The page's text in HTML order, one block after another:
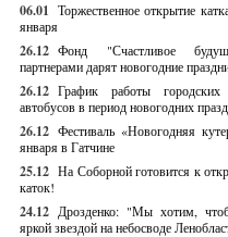
06.01 Торжественное открытие
января
26.12 Фонд "Счастливое
партнерами дарят новогодние
26.12 График работы
автобусов в период новогодних
26.12 Фестиваль «Новогодняя
января в Гатчине
25.12 На Соборной готовится к
каток!
24.12 Дрозденко: "Мы хотим,
яркой звездой на небосводе